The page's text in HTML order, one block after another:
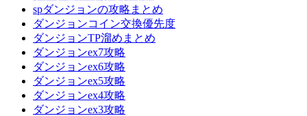
spダンジョンの攻略まとめ
ダンジョンコイン交換優先度
ダンジョンTP溜めまとめ
ダンジョンex7攻略
ダンジョンex6攻略
ダンジョンex5攻略
ダンジョンex4攻略
ダンジョンex3攻略